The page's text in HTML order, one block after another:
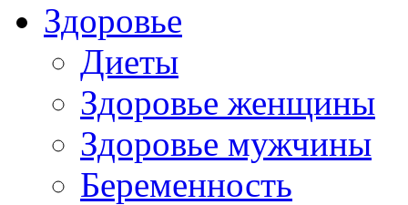
Здоровье
Диеты
Здоровье женщины
Здоровье мужчины
Беременность